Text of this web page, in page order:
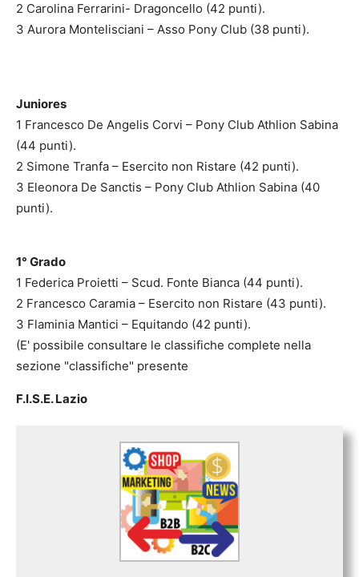
2 Carolina Ferrarini- Dragoncello (42 punti).
3 Aurora Montelisciani – Asso Pony Club (38 punti).
Juniores
1 Francesco De Angelis Corvi – Pony Club Athlion Sabina
(44 punti).
2 Simone Tranfa – Esercito non Ristare (42 punti).
3 Eleonora De Sanctis – Pony Club Athlion Sabina (40
punti).
1° Grado
1 Federica Proietti – Scud. Fonte Bianca (44 punti).
2 Francesco Caramia – Esercito non Ristare (43 punti).
3 Flaminia Mantici – Equitando (42 punti).
(E' possibile consultare le classifiche complete nella
sezione "classifiche" presente
F.I.S.E. Lazio